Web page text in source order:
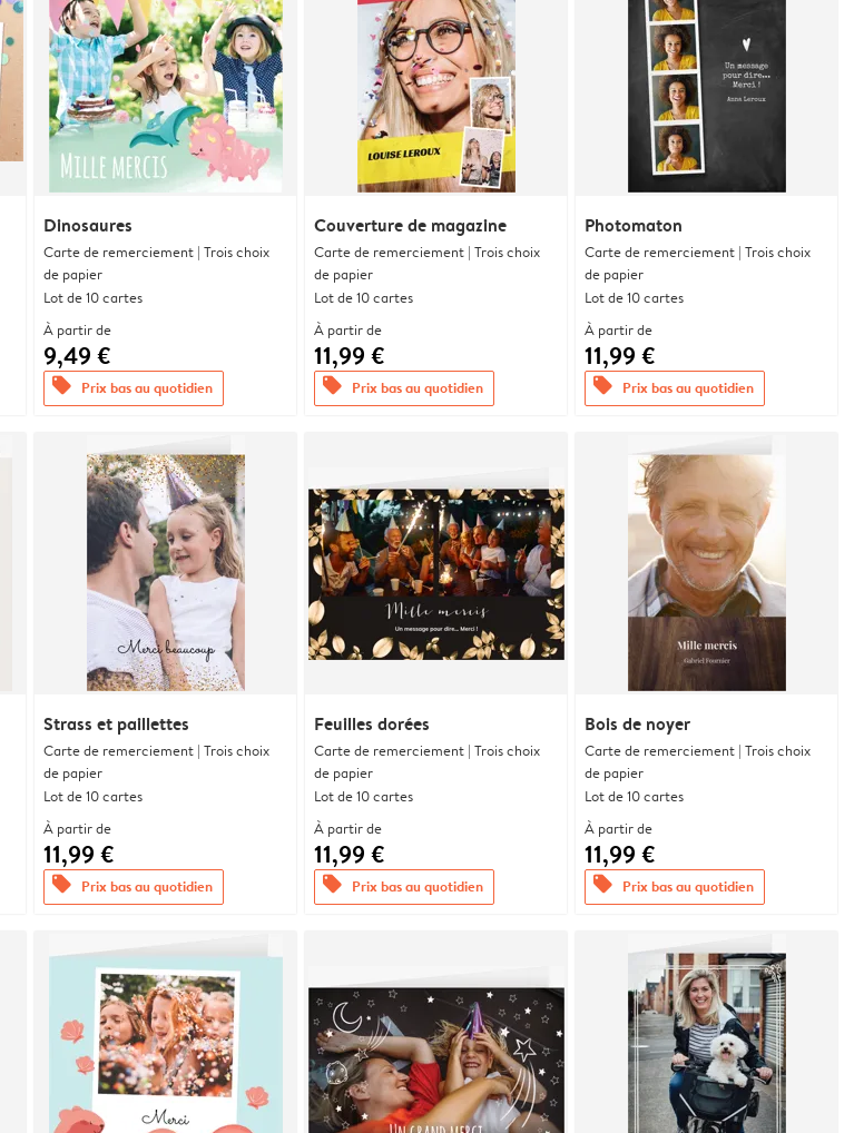
Dinosaures
Carte de remerciement | Trois choix
de papier
Lot de 10 cartes
À partir de
9,49 €
offers Prix bas au quotidien
Couverture de magazine
Carte de remerciement | Trois choix
de papier
Lot de 10 cartes
À partir de
11,99 €
offers Prix bas au quotidien
Photomaton
Carte de remerciement | Trois choix
de papier
Lot de 10 cartes
À partir de
11,99 €
offers Prix bas au quotidien
Strass et paillettes
Carte de remerciement | Trois choix
de papier
Lot de 10 cartes
À partir de
11,99 €
offers Prix bas au quotidien
Feuilles dorées
Carte de remerciement | Trois choix
de papier
Lot de 10 cartes
À partir de
11,99 €
offers Prix bas au quotidien
Bois de noyer
Carte de remerciement | Trois choix
de papier
Lot de 10 cartes
À partir de
11,99 €
offers Prix bas au quotidien